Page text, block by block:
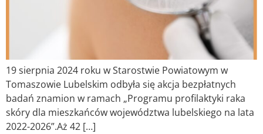
19 sierpnia 2024 roku w Starostwie Powiatowym w
Tomaszowie Lubelskim odbyła się akcja bezpłatnych
badań znamion w ramach „Programu profilaktyki raka
skóry dla mieszkańców województwa lubelskiego na lata
2022-2026”.Aż 42 […]